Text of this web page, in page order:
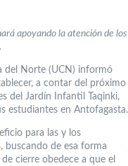
apoyando la atención de los
del Norte (UCN) informó
a contar del próximo
del Jardín Infantil Taqinki,
estudiantes en Antofagasta.
para las y los
buscando de esa forma
cierre obedece a que el